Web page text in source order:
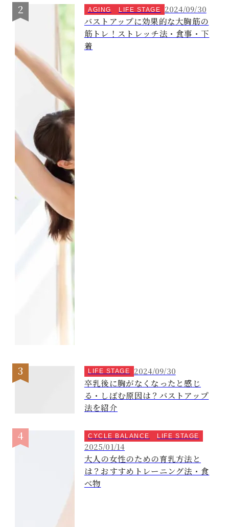
AGING LIFE STAGE 2024/09/30
バストアップに効果的な大胸筋の
筋トレ！ストレッチ法・食事・下
着
LIFE STAGE 2024/09/30
卒乳後に胸がなくなったと感じ
る・しぼむ原因は？バストアップ
法を紹介
CYCLE BALANCE LIFE STAGE
2025/01/14
大人の女性のための育乳方法と
は？おすすめトレーニング法・食
べ物